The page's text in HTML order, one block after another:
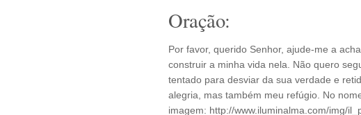
Oração:
Por favor, querido Senhor, ajude-me a
construir a minha vida nela. Não quero
tentado para desviar da sua verdade e
alegria, mas também meu refúgio. No
imagem: http://www.iluminalma.com/img/